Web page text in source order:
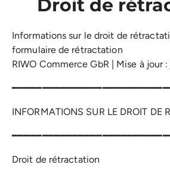
Droit de
Informations sur le droit de
formulaire de rétractation
RIWO Commerce GbR | Mise à jour
INFORMATIONS SUR LE DROIT DE
Droit de rétractation